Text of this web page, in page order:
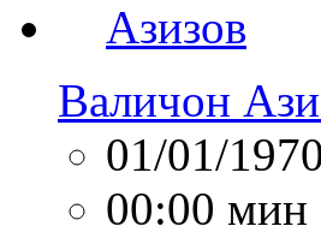
Валичон
01/01/1970
00:00 мин